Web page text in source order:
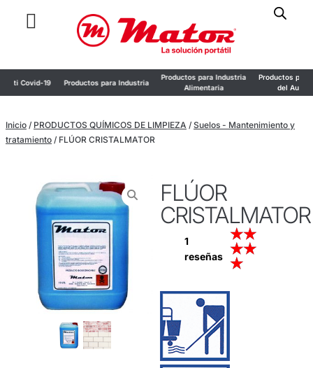
Productos para Industria
Productos para Industria
Alimentaria
Productos para Industria
del Automóvil
Inicio / PRODUCTOS QUÍMICOS DE LIMPIEZA / Suelos - Mantenimiento y
tratamiento / FLÚOR CRISTALMATOR
FLÚOR
CRISTALMATOR
1
reseñas
★★
★★
★